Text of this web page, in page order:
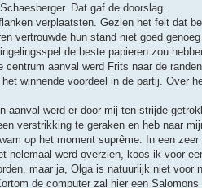
Dat gaf de doorslag.
verplaatsten. Gezien het feit dat
vertrouwde hun stand niet goed
de beste papieren zou
aanval werd Frits naar de randen
winnende voordeel in de partij. Over
aanval werd er door mij ten strijde
verstrikking te geraken en heb naar
op het moment suprême. In een zeer
helemaal werd overzien, koos ik voor
maar ja, Olga is natuurlijk niet voor
de computer zal hier een Salomons